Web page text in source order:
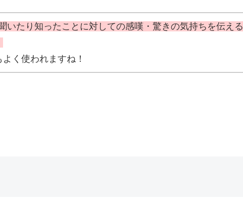
いたり知ったことに対しての感嘆・驚きの気持ちを伝える
く使われますね！